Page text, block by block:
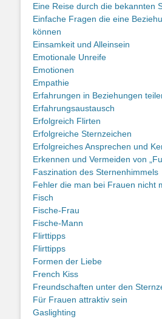
Eine Reise durch die bekannten
Einfache Fragen die eine
können
Einsamkeit und Alleinsein
Emotionale Unreife
Emotionen
Empathie
Erfahrungen in Beziehungen
Erfahrungsaustausch
Erfolgreich Flirten
Erfolgreiche Sternzeichen
Erfolgreiches Ansprechen und
Erkennen und Vermeiden von
Faszination des Sternenhimmels
Fehler die man bei Frauen nicht
Fisch
Fische-Frau
Fische-Mann
Flirttipps
Flirttipps
Formen der Liebe
French Kiss
Freundschaften unter den
Für Frauen attraktiv sein
Gaslighting